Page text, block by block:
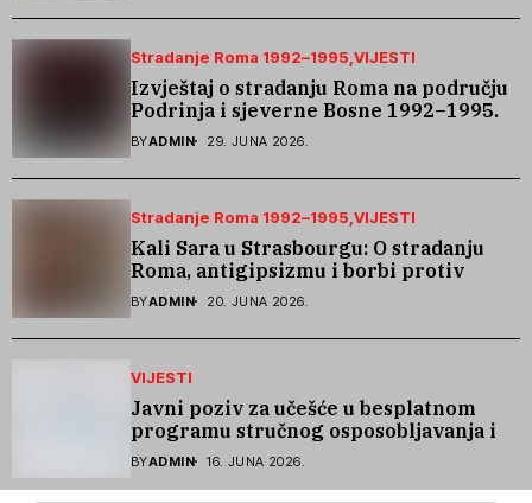
Stradanje Roma 1992–1995 VIJESTI
Izvještaj o stradanju Roma na području
Podrinja i sjeverne Bosne 1992–1995.
godine
BYADMIN 29. JUNA 2026.
Stradanje Roma 1992–1995 VIJESTI
Kali Sara u Strasbourgu: O stradanju
Roma, antigipsizmu i borbi protiv
govora mržnje
BYADMIN 20. JUNA 2026.
VIJESTI
Javni poziv za učešće u besplatnom
programu stručnog osposobljavanja i
podrške pri zapošljavanju
BYADMIN 16. JUNA 2026.